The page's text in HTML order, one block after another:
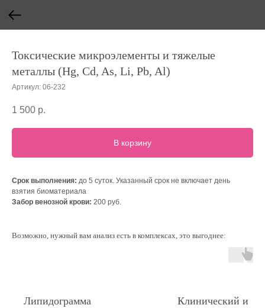
Токсические микроэлементы и тяжелые
металлы (Hg, Cd, As, Li, Pb, Al)
Артикул: 06-232
1 500 р.
В корзину
Срок выполнения: до 5 суток. Указанный срок не включает день
взятия биоматериала
Забор венозной крови: 200 руб.
Возможно, нужный вам анализ есть в комплексах, это выгоднее:
Липидограмма
Клинический и